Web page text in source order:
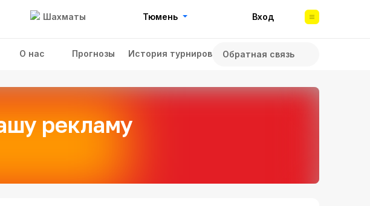
Шахматы Тюмень Вход
О нас Прогнозы История турниров Обратная связь
рекламу